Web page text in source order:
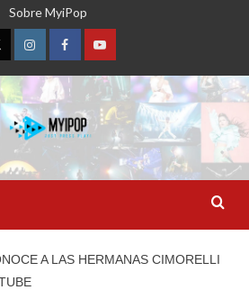
Sobre MyiPop
InstagramFacebookYouTube
A LAS HERMANAS CIMORELLI